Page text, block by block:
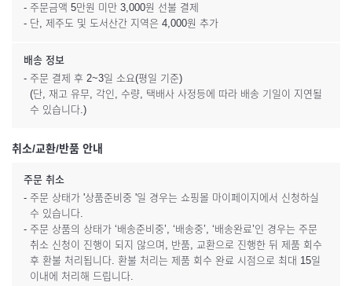
- 주문금액 5만원 미만 3,000원 선불 결제
- 단, 제주도 및 도서산간 지역은 4,000원 추가
배송 정보
- 주문 결제 후 2~3일 소요(평일 기준)
(단, 재고 유무, 각인, 수량, 택배사 사정등에 따라 배송 기일이 지연될
수 있습니다.)
취소/교환/반품 안내
주문 취소
- 주문 상태가 '상품준비중 '일 경우는 쇼핑몰 마이페이지에서 신청하실
수 있습니다.
- 주문 상품의 상태가 ‘배송준비중’, ‘배송중’, ‘배송완료’인 경우는 주문
취소 신청이 진행이 되지 않으며, 반품, 교환으로 진행한 뒤 제품 회수
후 환불 처리됩니다. 환불 처리는 제품 회수 완료 시점으로 최대 15일
이내에 처리해 드립니다.